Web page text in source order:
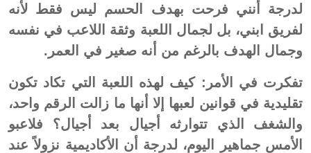
لدرجة أنني فرحت بهدف الحسم ليس فقط لأنه
لفريق ابني، بل لجمال اللعبة وثقة اللاعب في نفسه
وجمال الهدف بالرغم من أنه صغير في العمر.
تفكرت في الأمر: كيف لهذه اللعبة التي تكاد تكون
تقليدية في قوانين لعبها إلا أنها ما زالت الرقم واحد،
والشغف الذي تتوارثه أجيال بعد أجيال؟ فلاعبو
الأمس جماهير اليوم، لدرجة أن الأكاديمية نزولاً عند